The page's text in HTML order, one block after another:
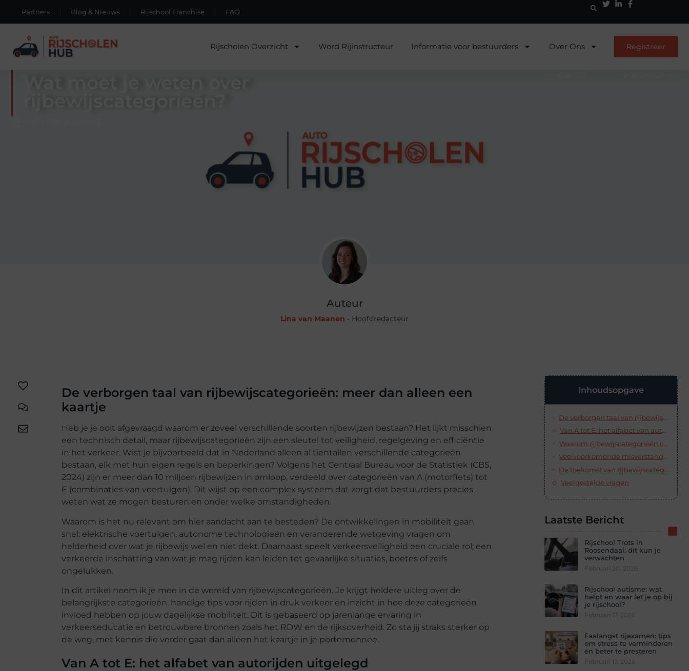
Partners Blog & Nieuws Rijschool Franchise FAQ
Rijscholen Overzicht Word Rijinstructeur Informatie voor bestuurders Over Ons Registreer
Auteur
Lina van Maanen - Hoofdredacteur
De verborgen taal van rijbewijscategorieën: meer dan alleen een
kaartje
Heb je je ooit afgevraagd waarom er zoveel verschillende soorten rijbewijzen bestaan? Het lijkt misschien
een technisch detail, maar rijbewijscategorieën zijn een sleutel tot veiligheid, regelgeving en efficiëntie
in het verkeer. Wist je bijvoorbeeld dat in Nederland alleen al tientallen verschillende categorieën
bestaan, elk met hun eigen regels en beperkingen? Volgens het Centraal Bureau voor de Statistiek (CBS,
2024) zijn er meer dan 10 miljoen rijbewijzen in omloop, verdeeld over categorieën van A (motorfiets) tot
E (combinaties van voertuigen). Dit wijst op een complex systeem dat zorgt dat bestuurders precies
weten wat ze mogen besturen en onder welke omstandigheden.
Waarom is het nu relevant om hier aandacht aan te besteden? De ontwikkelingen in mobiliteit gaan
snel: elektrische voertuigen, autonome technologieën en veranderende wetgeving vragen om
helderheid over wat je rijbewijs wel en niet dekt. Daarnaast speelt verkeersveiligheid een cruciale rol; een
verkeerde inschatting van wat je mag rijden kan leiden tot gevaarlijke situaties, boetes of zelfs
ongelukken.
In dit artikel neem ik je mee in de wereld van rijbewijscategorieën. Je krijgt heldere uitleg over de
belangrijkste categorieën, handige tips voor rijden in druk verkeer en inzicht in hoe deze categorieën
invloed hebben op jouw dagelijkse mobiliteit. Dit is gebaseerd op jarenlange ervaring in
verkeerseducatie en betrouwbare bronnen zoals het RDW en de rijksoverheid. Zo sta jij straks sterker op
de weg, met kennis die verder gaat dan alleen het kaartje in je portemonnee.
Van A tot E: het alfabet van autorijden uitgelegd
Inhoudsopgave
Veelgestelde vragen
Laatste Bericht
Rijschool Trots in
Roosendaal: dit kun je
verwachten
Rijschool autisme: wat
helpt en waar let je op bij
je rijschool?
Faalangst rijexamen: tips
om stress te verminderen
en beter te presteren